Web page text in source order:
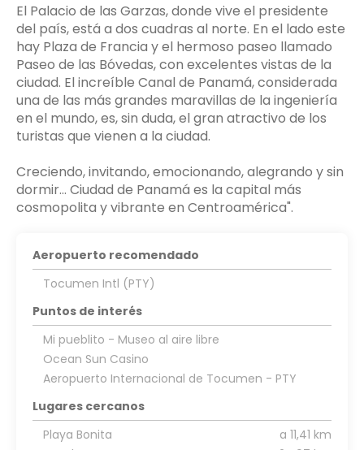
El Palacio de las Garzas, donde vive el presidente
del país, está a dos cuadras al norte. En el lado este
hay Plaza de Francia y el hermoso paseo llamado
Paseo de las Bóvedas, con excelentes vistas de la
ciudad. El increíble Canal de Panamá, considerada
una de las más grandes maravillas de la ingeniería
en el mundo, es, sin duda, el gran atractivo de los
turistas que vienen a la ciudad.
Creciendo, invitando, emocionando, alegrando y sin
dormir… Ciudad de Panamá es la capital más
Aeropuerto recomendado
Tocumen Intl (PTY)
Puntos de interés
Mi pueblito - Museo al aire libre
Ocean Sun Casino
Aeropuerto Internacional de Tocumen - PTY
Lugares cercanos
Playa Bonita
a 11,41 km